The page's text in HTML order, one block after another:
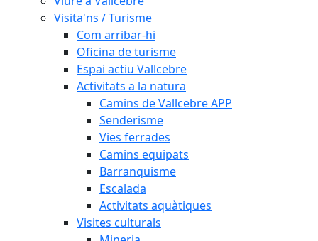
Visita'ns / Turisme
Com arribar-hi
Oficina de turisme
Espai actiu Vallcebre
Activitats a la natura
Camins de Vallcebre APP
Senderisme
Vies ferrades
Camins equipats
Barranquisme
Escalada
Activitats aquàtiques
Visites culturals